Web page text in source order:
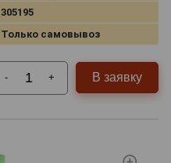
305195
Только самовывоз
- + В заявку